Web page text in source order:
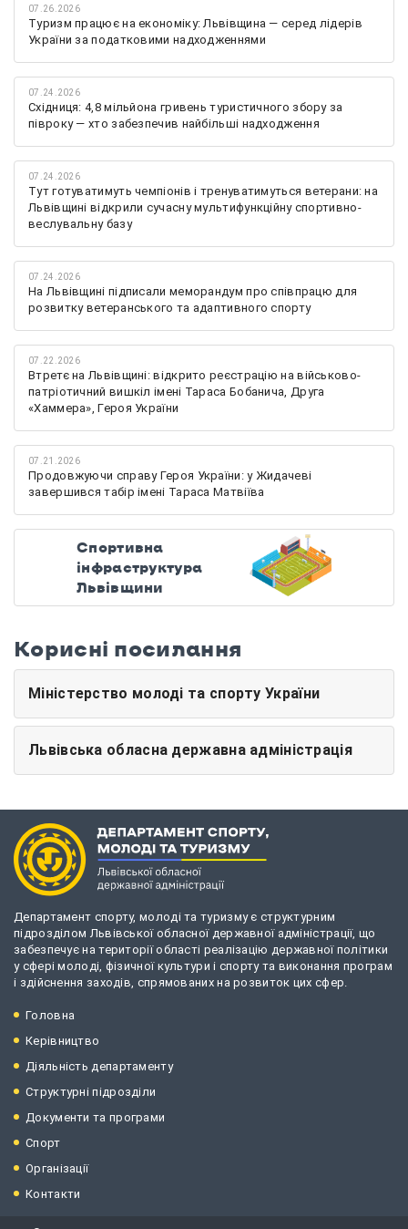
07.26.2026
Туризм працює на економіку: Львівщина — серед лідерів
України за податковими надходженнями
07.24.2026
Східниця: 4,8 мільйона гривень туристичного збору за
півроку — хто забезпечив найбільші надходження
07.24.2026
Тут готуватимуть чемпіонів і тренуватимуться ветерани: на
Львівщині відкрили сучасну мультифункційну спортивно-
веслувальну базу
07.24.2026
На Львівщині підписали меморандум про співпрацю для
розвитку ветеранського та адаптивного спорту
07.22.2026
Втретє на Львівщині: відкрито реєстрацію на військово-
патріотичний вишкіл імені Тараса Бобанича, Друга
«Хаммера», Героя України
07.21.2026
Продовжуючи справу Героя України: у Жидачеві
завершився табір імені Тараса Матвіїва
Спортивна
інфраструктура
Львівщини
Корисні посилання
Міністерство молоді та спорту України
Львівська обласна державна адміністрація
Департамент спорту, молоді та туризму є структурним
підрозділом Львівської обласної державної адміністрації, що
забезпечує на території області реалізацію державної політики
у сфері молоді, фізичної культури і спорту та виконання програм
і здійснення заходів, спрямованих на розвиток цих сфер.
Головна
Керівництво
Діяльність департаменту
Структурні підрозділи
Документи та програми
Спорт
Організації
Контакти